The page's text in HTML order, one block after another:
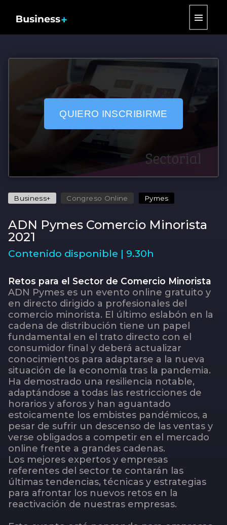
|||
QUIERO INSCRIBIRME
Business+ Congreso Online Pymes
ADN Pymes Comercio Minorista
2021
Contenido disponible | 9.30h
Retos para el Sector de Comercio Minorista
ADN Pymes es un evento online gratuito y
en directo dirigido a profesionales del
comercio minorista. El último eslabón en la
cadena de distribución tiene un papel
fundamental en el trato directo con el
consumidor final y deberá actualizar
conocimientos para adaptarse a la nueva
situación de la economía tras la pandemia.
Ha demostrado una resiliencia notable,
adaptándose a todas las restricciones de
horarios y aforos y han aguantado
estoicamente los embistes pandémicos, a
pesar de sufrir un descenso de las ventas y
verse obligados a competir en el mercado
online frente a grandes cadenas.
Los mejores expertos y empresas
referentes del sector te contarán las
últimas tendencias, técnicas y estrategias
para afrontar los nuevos retos en la
reactivación de nuestras empresas.